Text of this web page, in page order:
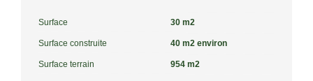
Surface 30 m2
Surface construite 40 m2 environ
Surface terrain 954 m2